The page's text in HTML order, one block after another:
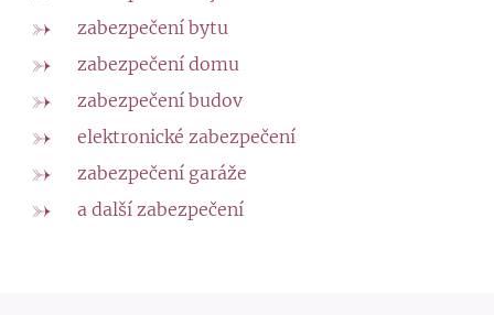
zabezpečení bytu
zabezpečení domu
zabezpečení budov
elektronické zabezpečení
zabezpečení garáže
a další zabezpečení